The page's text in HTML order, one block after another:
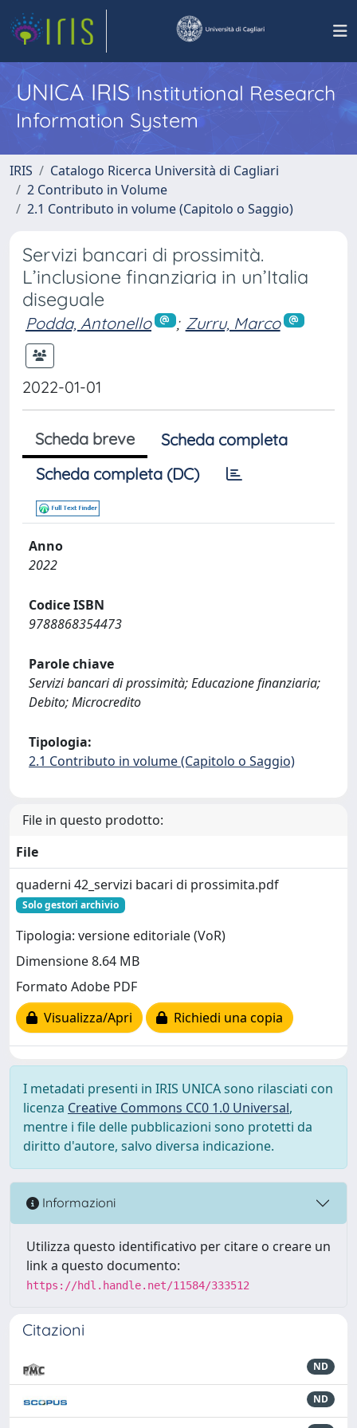
UNICA IRISInstitutional Research
Information System
IRIS
Catalogo Ricerca Università di Cagliari
2 Contributo in Volume
2.1 Contributo in volume (Capitolo o Saggio)
Servizi bancari di prossimità.
L’inclusione finanziaria in un’Italia
diseguale
Podda, Antonello ; Zurru, Marco
2022-01-01
Scheda breve
Scheda completa
Scheda completa (DC)
Anno
2022
Codice ISBN
9788868354473
Parole chiave
Servizi bancari di prossimità; Educazione finanziaria;
Debito; Microcredito
Tipologia:
2.1 Contributo in volume (Capitolo o Saggio)
File in questo prodotto:
File
quaderni 42_servizi bacari di prossimita.pdf
Solo gestori archivio
Tipologia: versione editoriale (VoR)
Dimensione 8.64 MB
Formato Adobe PDF
Visualizza/Apri
Richiedi una copia
I metadati presenti in IRIS UNICA sono rilasciati con
licenza Creative Commons CC0 1.0 Universal,
mentre i file delle pubblicazioni sono protetti da
diritto d'autore, salvo diversa indicazione.
Informazioni
Utilizza questo identificativo per citare o creare un
link a questo documento:
https://hdl.handle.net/11584/333512
Citazioni
ND
ND